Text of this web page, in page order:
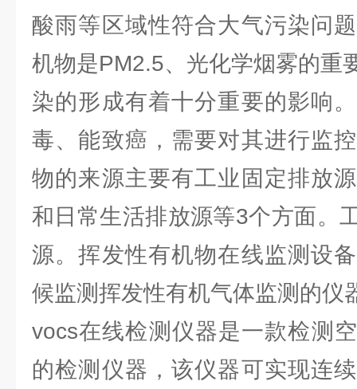
酸雨等区域性符合大气污染问
机物是PM2.5、光化学烟雾的重
染的形成有着十分重要的影响
毒、能致癌，需要对其进行监
物的来源主要有工业固定排放
和日常生活排放源等3个方面。
源。挥发性有机物在线监测设
候监测挥发性有机气体监测的仪
vocs在线检测仪器是一款检测
的检测仪器，该仪器可实现连